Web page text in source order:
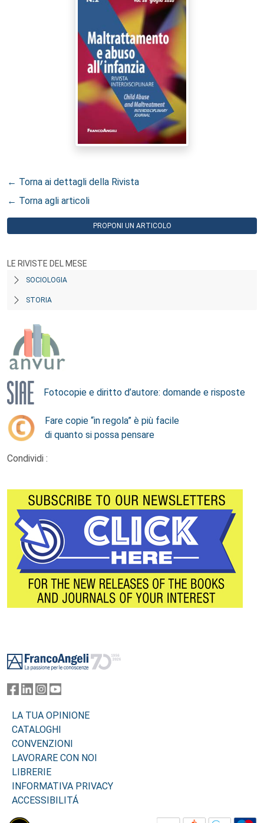
← Torna ai dettagli della Rivista
← Torna agli articoli
PROPONI UN ARTICOLO
LE RIVISTE DEL MESE
SOCIOLOGIA
STORIA
Fotocopie e diritto d’autore: domande e risposte
Fare copie “in regola” è più facile
di quanto si possa pensare
Condividi :
LA TUA OPINIONE
CATALOGHI
CONVENZIONI
LAVORARE CON NOI
LIBRERIE
INFORMATIVA PRIVACY
ACCESSIBILITÁ